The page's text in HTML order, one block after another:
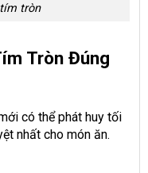
tròn
Tròn Đúng
có thể phát huy tối
nhất cho món ăn.